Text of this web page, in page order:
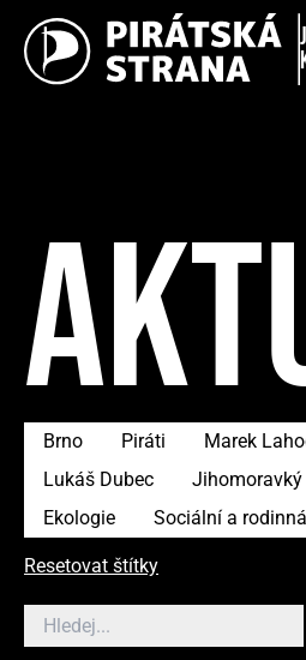
Brno Piráti Marek
Lukáš Dubec
Jihomoravký
Ekologie
Sociální a
Resetovat štítky